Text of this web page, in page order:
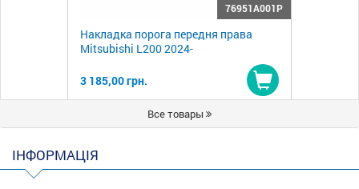
76951A001P
Накладка порога передня права
Mitsubishi L200 2024-
3 185,00 грн.
Купити
Все товары
ІНФОРМАЦІЯ